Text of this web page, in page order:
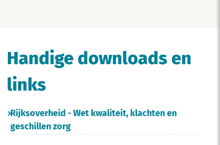
Handige downloads en
links
Rijksoverheid - Wet kwaliteit, klachten en
geschillen zorg